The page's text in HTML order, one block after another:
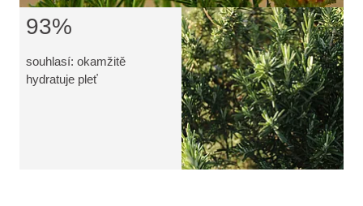
93%
souhlasí: okamžitě
hydratuje pleť